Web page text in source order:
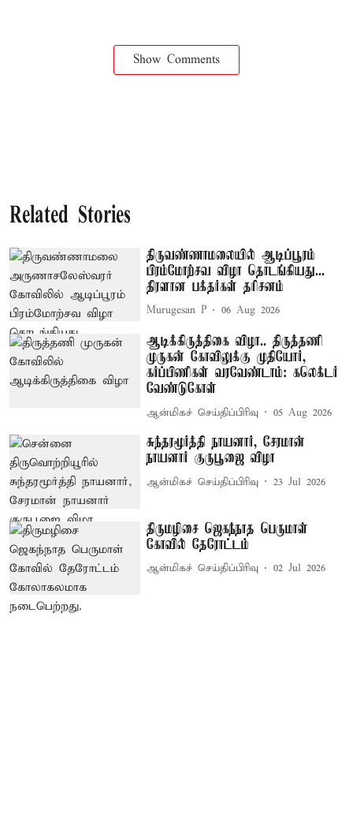
Show Comments
Related Stories
திருவண்ணாமலையில் ஆடிப்பூரம்
பிரம்மோற்சவ விழா தொடங்கியது...
திரளான பக்தர்கள் தரிசனம்
Murugesan P 06 Aug 2026
ஆடிக்கிருத்திகை விழா.. திருத்தணி
முருகன் கோவிலுக்கு முதியோர்,
கர்ப்பிணிகள் வரவேண்டாம்: கலெக்டர்
வேண்டுகோள்
ஆன்மிகச் செய்திப்பிரிவு 05 Aug 2026
சுந்தரமூர்த்தி நாயனார், சேரமான்
நாயனார் குருபூஜை விழா
ஆன்மிகச் செய்திப்பிரிவு 23 Jul 2026
திருமழிசை ஜெகந்நாத பெருமாள்
கோவில் தேரோட்டம்
ஆன்மிகச் செய்திப்பிரிவு 02 Jul 2026